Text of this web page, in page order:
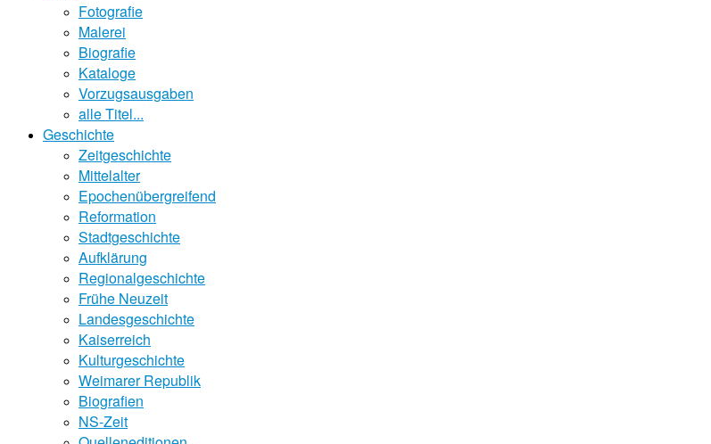
Fotografie
Malerei
Biografie
Kataloge
Vorzugsausgaben
alle Titel...
Geschichte
Zeitgeschichte
Mittelalter
Epochenübergreifend
Reformation
Stadtgeschichte
Aufklärung
Regionalgeschichte
Frühe Neuzeit
Landesgeschichte
Kaiserreich
Kulturgeschichte
Weimarer Republik
Biografien
NS-Zeit